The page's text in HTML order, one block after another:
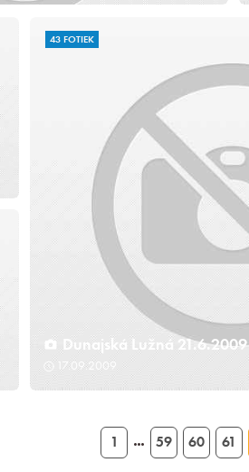
43 FOTIEK
Dunajská Lužná 21.6.2009
17.09.2009
1 … 59 60 61